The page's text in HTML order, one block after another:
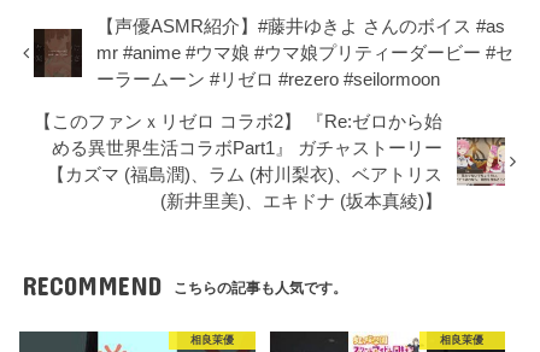
【声優ASMR紹介】#藤井ゆきよ さんのボイス #as
mr #anime #ウマ娘 #ウマ娘プリティーダービー #セ
ーラームーン #リゼロ #rezero #seilormoon
【このファンｘリゼロ コラボ2】 『Re:ゼロから始
める異世界生活コラボPart1』 ガチャストーリー
【カズマ (福島潤)、ラム (村川梨衣)、ベアトリス
(新井里美)、エキドナ (坂本真綾)】
RECOMMEND こちらの記事も人気です。
相良茉優 相良茉優